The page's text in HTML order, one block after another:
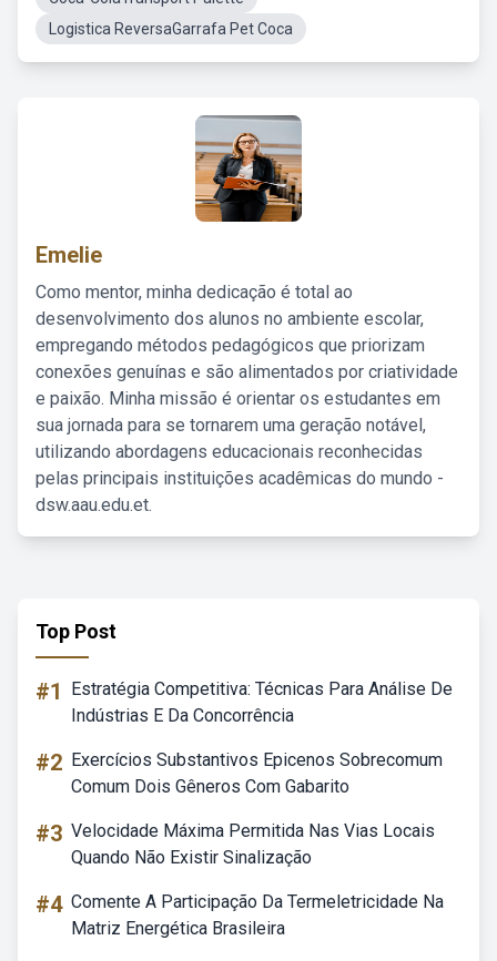
Logistica ReversaGarrafa Pet Coca
Emelie
Como mentor, minha dedicação é total ao
desenvolvimento dos alunos no ambiente escolar,
empregando métodos pedagógicos que priorizam
conexões genuínas e são alimentados por criatividade
e paixão. Minha missão é orientar os estudantes em
sua jornada para se tornarem uma geração notável,
utilizando abordagens educacionais reconhecidas
pelas principais instituições acadêmicas do mundo -
dsw.aau.edu.et.
Top Post
#1
Estratégia Competitiva: Técnicas Para Análise De
Indústrias E Da Concorrência
#2 Exercícios Substantivos Epicenos Sobrecomum
Comum Dois Gêneros Com Gabarito
#3 Velocidade Máxima Permitida Nas Vias Locais
Quando Não Existir Sinalização
#4 Comente A Participação Da Termeletricidade Na
Matriz Energética Brasileira